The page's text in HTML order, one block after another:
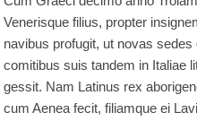
Venerisque filius, propter
navibus profugit, ut novas
comitibus suis tandem in Italiae
gessit. Nam Latinus rex
cum Aenea fecit, filiamque ei